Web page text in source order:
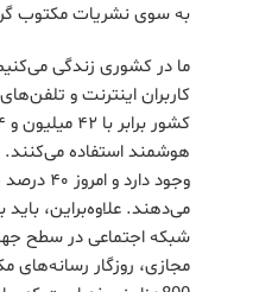
به سوی نشریات مکتوب
ما در کشوری زندگی
وجود
شبکه اجتماعی در سطح